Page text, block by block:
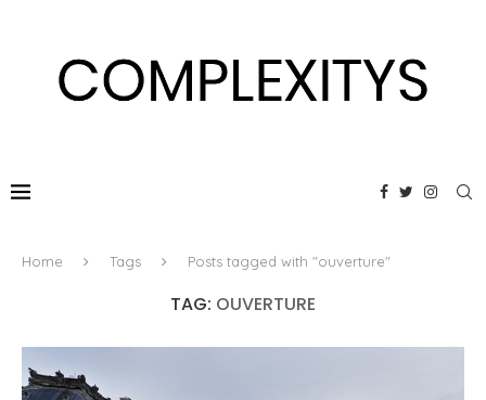
Home Tags Posts tagged with "ouverture"
TAG: OUVERTURE